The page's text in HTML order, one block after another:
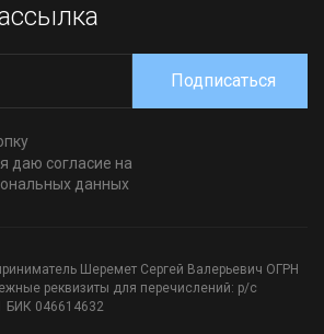
даю согласие на
данных
Подписаться
Шеремет Сергей Валерьевич ОГРН
реквизиты для перечислений: р/с
БИК 046614632